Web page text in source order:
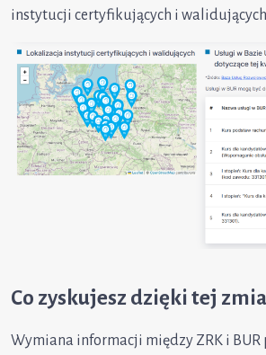
instytucji certyfikujących i
Co zyskujesz dzięki tej
Wymiana informacji między ZRK i BUR